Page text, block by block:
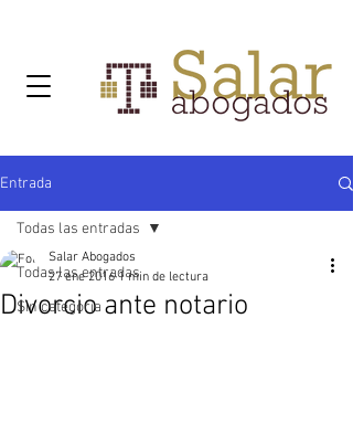
Entrada
Todas las entradas
Sin categoría
Todas las entradas
Divorcio ante notario
Salar Abogados
27 ene 2016 1 min de lectura